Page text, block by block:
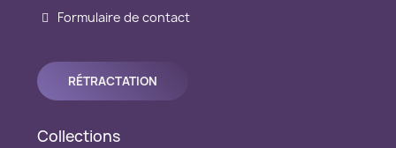
Formulaire de contact
RÉTRACTATION
Collections